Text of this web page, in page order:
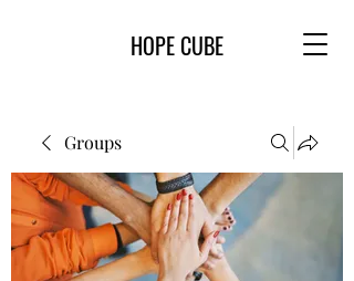
HOPE CUBE
Groups